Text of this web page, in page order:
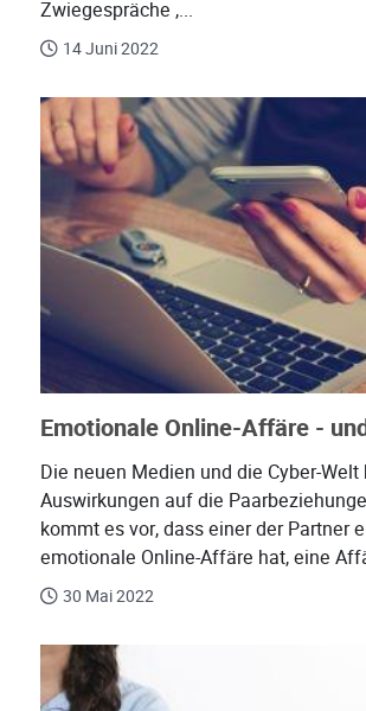
Zwiegespräche ,...
14 Juni 2022
Emotionale Online-Affäre -
Die neuen Medien und die Cyber-
Auswirkungen auf die
kommt es vor, dass einer der Partner
emotionale Online-Affäre hat, eine
30 Mai 2022